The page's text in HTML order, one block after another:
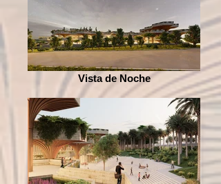
Vista de Noche